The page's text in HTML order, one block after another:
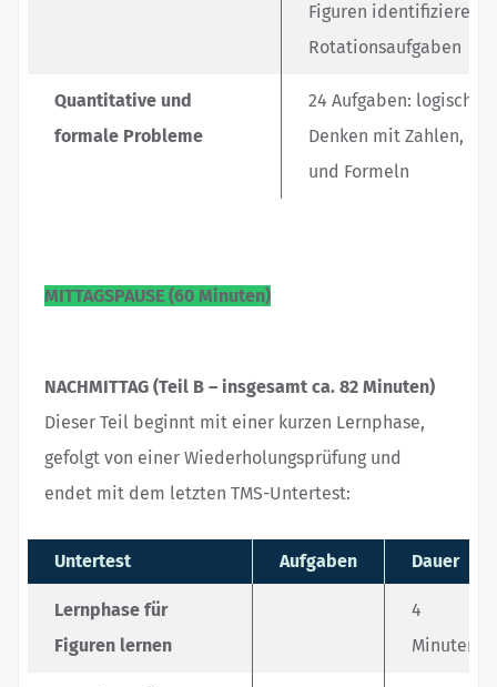
Figuren identifizieren,
Rotationsaufgaben
Quantitative und
formale Probleme
24 Aufgaben: logisches
Denken mit Zahlen,
und Formeln
MITTAGSPAUSE (60 Minuten)
NACHMITTAG (Teil B – insgesamt ca. 82 Minuten)
Dieser Teil beginnt mit einer kurzen Lernphase,
gefolgt von einer Wiederholungsprüfung und
endet mit dem letzten TMS-Untertest:
Untertest Aufgaben Dauer
Lernphase für
Figuren lernen
4
Minuten